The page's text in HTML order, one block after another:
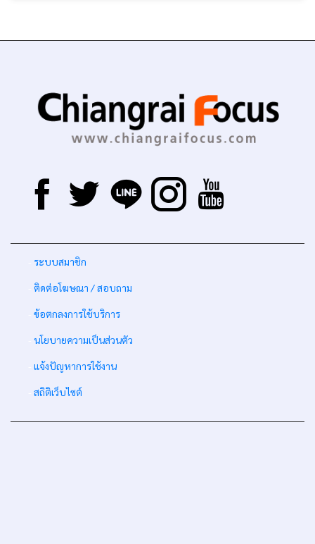
ระบบสมาชิก
ติดต่อโฆษณา / สอบถาม
ข้อตกลงการใช้บริการ
นโยบายความเป็นส่วนตัว
แจ้งปัญหาการใช้งาน
สถิติเว็บไซต์